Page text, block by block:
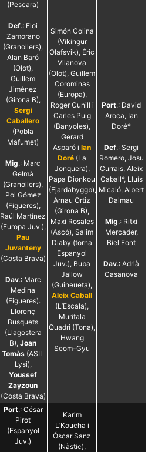
(Pescara)
Def.: Eloi
Zamorano
(Granollers),
Alan Baró
(Olot),
Guillem
Jiménez
(Girona B),
Sergi
Caballero
(Pobla
Mafumet)
Mig.: Marc
Gelmà
(Granollers),
Pol Gómez
(Figueres),
Raúl Martínez
(Europa Juv.),
Pau
Juvanteny
(Costa Brava)
Dav.: Marc
Medina
(Figueres).
Llorenç
Busquets
(Llagostera
B), Joan
Tomàs (ASIL
Lysi),
Youssef
Zayzoun
(Costa Brava)
Simón Colina
(Vikingur
Olafsvik), Éric
Vilanova
(Olot), Guillem
Corominas
(Europa),
Roger Cunill i
Carles Puig
(Banyoles),
Gerard
Asparó i Ian
Doré (La
Jonquera),
Papa Dionkou
(Fjardabyggb),
Arnau Ortiz
(Girona B),
Maxi Rosales
(Ascó), Salim
Diaby (torna
Espanyol
Juv.), Buba
Jallow
(Guineueta),
Aleix Caball
(L’Escala),
Muritala
Quadri (Tona),
Hwang
Seom-Gyu
Port.: David
Aroca, Ian
Doré*
Def.: Sergi
Romero, Josu
Currais, Aleix
Caball*, Lluís
Micaló, Albert
Dalmau
Mig.: Ritxi
Mercader,
Biel Font
Dav.: Adrià
Casanova
Port.: César
Pirot
(Espanyol
Juv.)
Karim
L’Koucha i
Óscar Sanz
(Nàstic),